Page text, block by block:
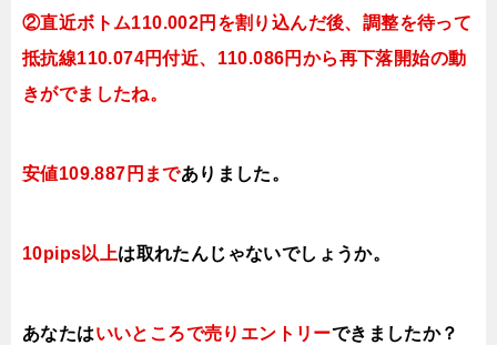
②直近ボトム110.002円を割り込んだ後、調整を待って
抵抗線110.074円付近、110.086円から再下落開始の動
きがでましたね。
安値109.887円までありました。
10pips以上は取れたんじゃないでしょうか。
あなたはいいところで売りエントリーできましたか？